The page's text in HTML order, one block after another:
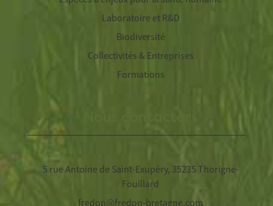
Laboratoire et R&D
Biodiversité
Collectivités & Entreprises
Formations
5 rue Antoine de Saint-Exupéry, 35235 Thorigné-
Fouillard
fredon@fredon-bretagne.com